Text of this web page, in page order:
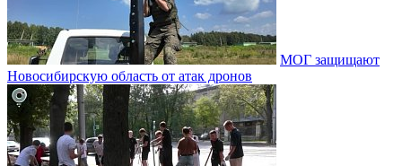
МОГ защищают
Новосибирскую область от атак дронов